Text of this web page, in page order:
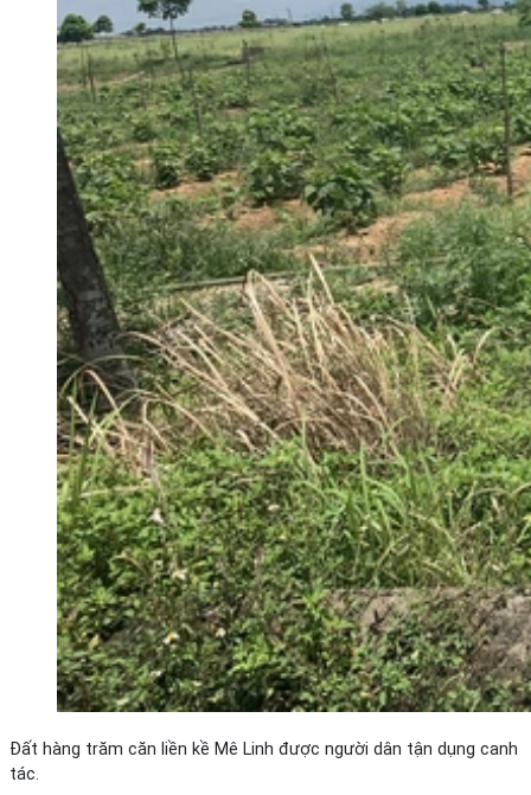
Đất hàng trăm căn liền kề Mê Linh được người dân tận dụng canh
tác.